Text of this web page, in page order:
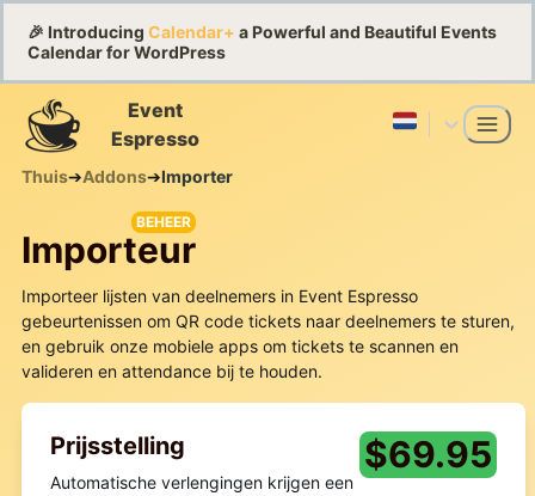
🎉 Introducing Calendar+ a Powerful and Beautiful Events
Calendar for WordPress
Event
Espresso
Thuis➔Addons➔Importer
Importeur
BEHEER
Importeer lijsten van deelnemers in Event Espresso
gebeurtenissen om QR code tickets naar deelnemers te sturen,
en gebruik onze mobiele apps om tickets te scannen en
valideren en attendance bij te houden.
Prijsstelling
Automatische verlengingen krijgen een
$69.95